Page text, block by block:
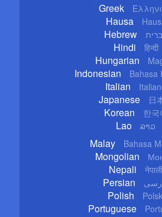
Greek
Hausa
Hebrew
Hindi हिन्दी
Hungarian
Indonesian Bahasa
Italian
Japanese 日
Korean 한국
Lao ລາວ
Malay Bahasa
Mongolian
Nepali नेपाली
Persian
Polish
Portuguese